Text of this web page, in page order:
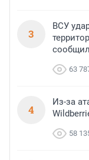
3
ВСУ
63
4
Из-за
58